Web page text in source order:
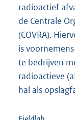
radioactief
de Centrale
(COVRA).
is
te bedrijven
radioactieve
hal als